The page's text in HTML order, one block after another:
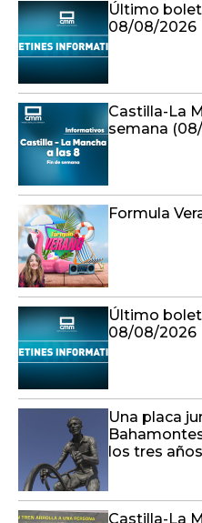
Último
08/08/2026
Castilla-La
semana
Formula
Último
08/08/2026
Una placa
los tres
Castilla-La